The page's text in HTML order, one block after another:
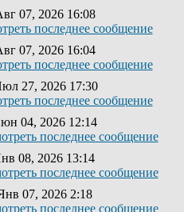
07, 2026 16:08
07, 2026 16:04
27, 2026 17:30
04, 2026 12:14
08, 2026 13:14
07, 2026 2:18